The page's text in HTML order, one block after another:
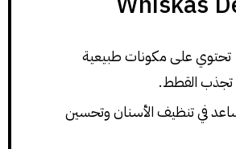
تحتوي على مكونات طبيعية
تجذب القطط.
في تنظيف الأسنان وتحسين